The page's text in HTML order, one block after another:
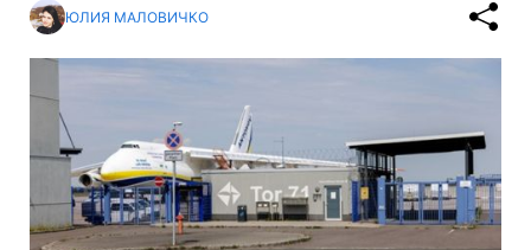
ЮЛИЯ МАЛОВИЧКО